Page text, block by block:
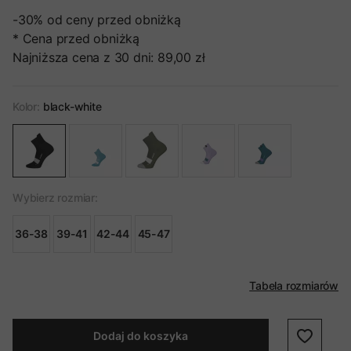
-30% od ceny przed obniżką
* Cena przed obniżką
Najniższa cena z 30 dni: 89,00 zł
Kolor: black-white
Wybierz rozmiar:
36-38 39-41 42-44 45-47
Tabela rozmiarów
Dodaj do koszyka